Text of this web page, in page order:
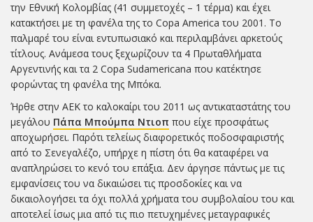
την Εθνική Κολομβίας (41 συμμετοχές – 1 τέρμα) και έχει
κατακτήσει με τη φανέλα της το Copa America του 2001. Το
παλμαρέ του είναι εντυπωσιακό και περιλαμβάνει αρκετούς
τίτλους. Ανάμεσα τους ξεχωρίζουν τα 4 Πρωταθλήματα
Αργεντινής και τα 2 Copa Sudamericana που κατέκτησε
φορώντας τη φανέλα της Μπόκα.
Ήρθε στην ΑΕΚ το καλοκαίρι του 2011 ως αντικαταστάτης του
μεγάλου Πάπα Μπούμπα Ντιοπ που είχε προσφάτως
αποχωρήσει. Παρότι τελείως διαφορετικός ποδοσφαιριστής
από το Σενεγαλέζο, υπήρχε η πίστη ότι θα καταφέρει να
αναπληρώσει το κενό του επάξια. Δεν άργησε πάντως με τις
εμφανίσεις του να δικαιώσει τις προσδοκίες και να
δικαιολογήσει τα όχι πολλά χρήματα του συμβολαίου του και
αποτελεί ίσως μια από τις πιο πετυχημένες μεταγραφικές